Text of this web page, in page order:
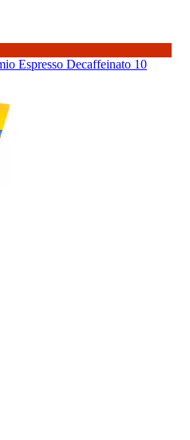
Espresso Decaffeinato 10